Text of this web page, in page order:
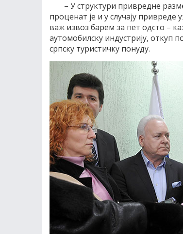
– У структури привредне
проценат је и у случају
важ извоз барем за пет одсто –
аутомобилску индустрију,
српску туристичку понуду.